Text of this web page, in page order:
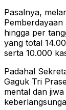
Pasalnya,
hingga per
yang total
serta 10.000
Padahal
Gaguk Tri
mental dan